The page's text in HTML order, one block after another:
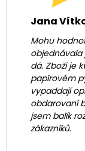
Jana
Mohu
objednávala
dá. Zboží je
papírovém
vypaddají
obdarovaní
jsem balík
zákazníků.